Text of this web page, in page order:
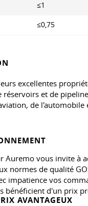
≤1
≤0,75
excellentes
réservoirs et de
de
Auremo vous invite à
normes de qualité
impatience vos
bénéficient d'un prix
AVANTAGEUX